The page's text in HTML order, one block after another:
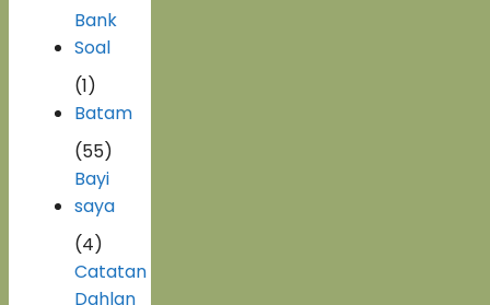
Bank
Soal
(1)
Batam
(55)
Bayi
saya
(4)
Catatan
Dahlan